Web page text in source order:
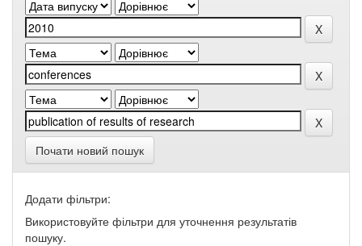
Почати новий пошук
Додати фільтри:
Використовуйте фільтри для уточнення результатів
пошуку.